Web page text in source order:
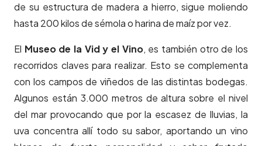
de su estructura de madera a hierro, sigue moliendo
hasta 200 kilos de sémola o harina de maíz por vez.
El Museo de la Vid y el Vino, es también otro de los
recorridos claves para realizar. Esto se complementa
con los campos de viñedos de las distintas bodegas.
Algunos están 3.000 metros de altura sobre el nivel
del mar provocando que por la escasez de lluvias, la
uva concentra allí todo su sabor, aportando un vino